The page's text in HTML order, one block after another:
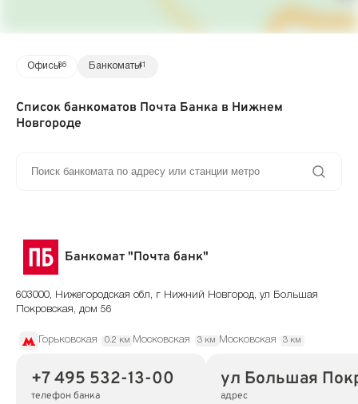
Офисы86 Банкоматы41
Список банкоматов Почта Банка в Нижнем
Новгороде
Банкомат "Почта банк"
603000, Нижегородская обл, г Нижний Новгород, ул Большая
Покровская, дом 56
Горьковская 0.2 км Московская 3 км Московская 3 км
+7 495 532-13-00
телефон банка
ул Большая
адрес